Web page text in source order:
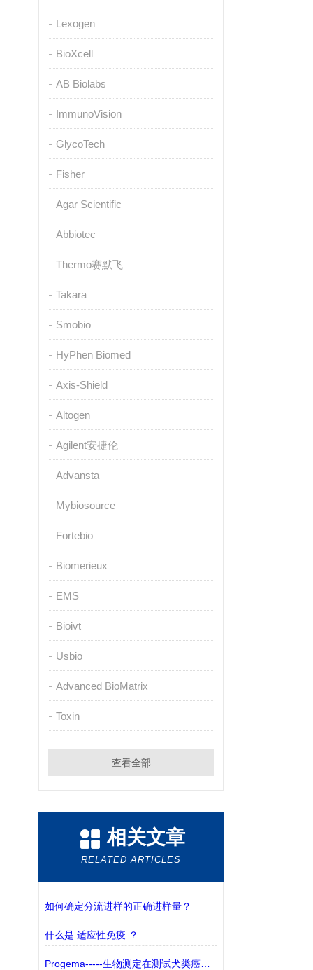
Lexogen
BioXcell
AB Biolabs
ImmunoVision
GlycoTech
Fisher
Agar Scientific
Abbiotec
Thermo赛默飞
Takara
Smobio
HyPhen Biomed
Axis-Shield
Altogen
Agilent安捷伦
Advansta
Mybiosource
Fortebio
Biomerieux
EMS
Bioivt
Usbio
Advanced BioMatrix
Toxin
查看全部
相关文章
RELATED ARTICLES
如何确定分流进样的正确进样量？
什么是 适应性免疫 ？
Progema-----生物测定在测试犬类癌症新疗法中的作用